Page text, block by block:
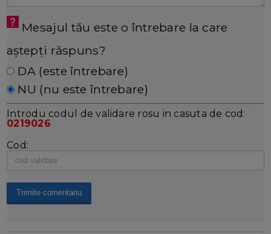
Mesajul tău este o întrebare la care
aștepți răspuns?
DA (este întrebare)
NU (nu este întrebare)
Introdu codul de validare rosu in casuta de cod:
0219026
Cod: